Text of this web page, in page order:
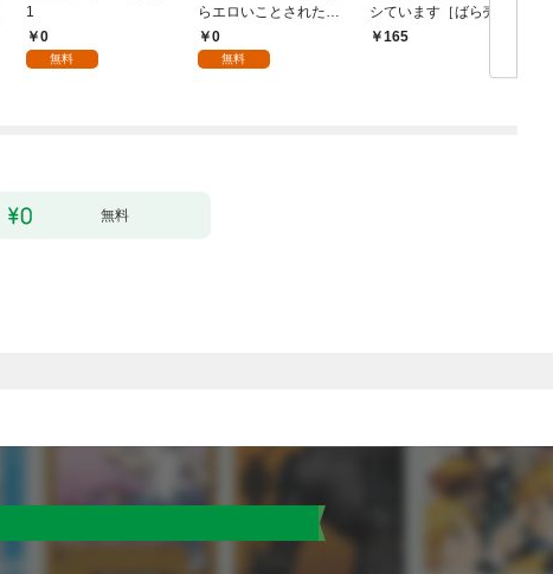
1
0
無料
らエロいことされた話
1 0
無料
シています［ばら売
り］ 第1話
165
無料